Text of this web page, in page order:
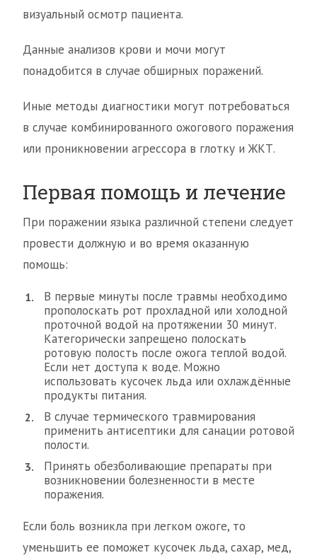
визуальный осмотр пациента.
Данные анализов крови и мочи могут
понадобится в случае обширных поражений.
Иные методы диагностики могут потребоваться
в случае комбинированного ожогового поражения
или проникновении агрессора в глотку и ЖКТ.
Первая помощь и лечение
При поражении языка различной степени следует
провести должную и во время оказанную
помощь:
В первые минуты после травмы необходимо
прополоскать рот прохладной или холодной
проточной водой на протяжении 30 минут.
Категорически запрещено полоскать
ротовую полость после ожога теплой водой.
Если нет доступа к воде. Можно
использовать кусочек льда или охлаждённые
продукты питания.
В случае термического травмирования
применить антисептики для санации ротовой
полости.
Принять обезболивающие препараты при
возникновении болезненности в месте
поражения.
Если боль возникла при легком ожоге, то
уменьшить ее поможет кусочек льда, сахар, мед,